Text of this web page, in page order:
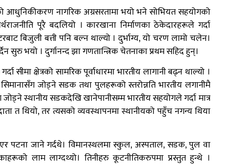
नागरिक अग्रसरतामा भयो भने सोभियत सहयोगको
पूरै बदलियो । कारखाना निर्माणका ठेकेदारहरूले गर्दा
बिजुली बत्ती पनि बल्न थाल्यो । दुर्भाग्य, यो चरण लामो चलेन।
सुरु भयो । दुर्गानन्द झा गणतान्त्रिक चेतनाका प्रथम सहिद हुन्।
सीमा क्षेत्रको सामरिक पूर्वाधारमा भारतीय लागानी बढ्न थाल्यो ।
सिमानासँग जोड्ने सडक तथा पुलहरूको स्तरोन्नति भारतीय लगानीमै
स्थानीय सडकदेखि खानेपानीसम्म भारतीय सहयोगले गर्दा मात्र
त थियो, तर त्यसको व्यवस्थापनमा स्थानीयको पहुँच नगन्य थिया
पटना जाने गर्दथे। विमानस्थलमा स्कुल, अस्पताल, सडक, पुल वा
लाम लाग्दथ्यो। तिनीहरु कूटनीतिकरुपमा प्रस्तुत हुन्थे ।